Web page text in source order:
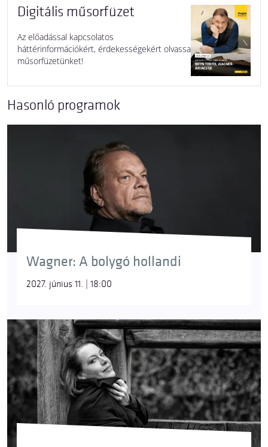
Digitális műsorfüzet
Az előadással kapcsolatos
háttérinformációkért, érdekességekért olvassa
műsorfüzetünket!
Hasonló programok
Wagner: A bolygó hollandi
2027. június 11. | 18:00